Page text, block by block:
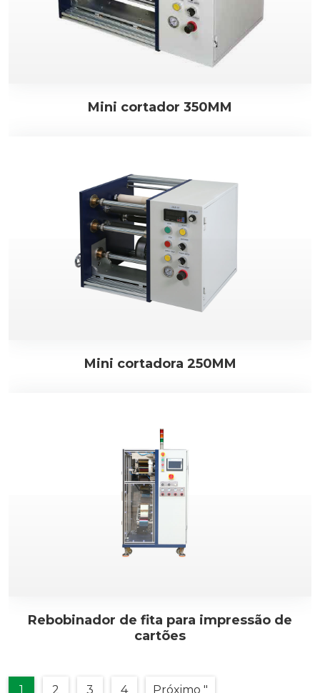
Mini cortador 350MM
Mini cortadora 250MM
Rebobinador de fita para impressão de
cartões
1 2 3 4 Próximo "